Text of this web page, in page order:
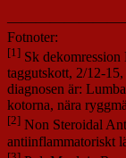
Fotnoter:
[1] Sk
taggutskott, 2/12-
diagnosen är:
kotorna, nära
[2] Non Steroidal
antiinflammatoriskt